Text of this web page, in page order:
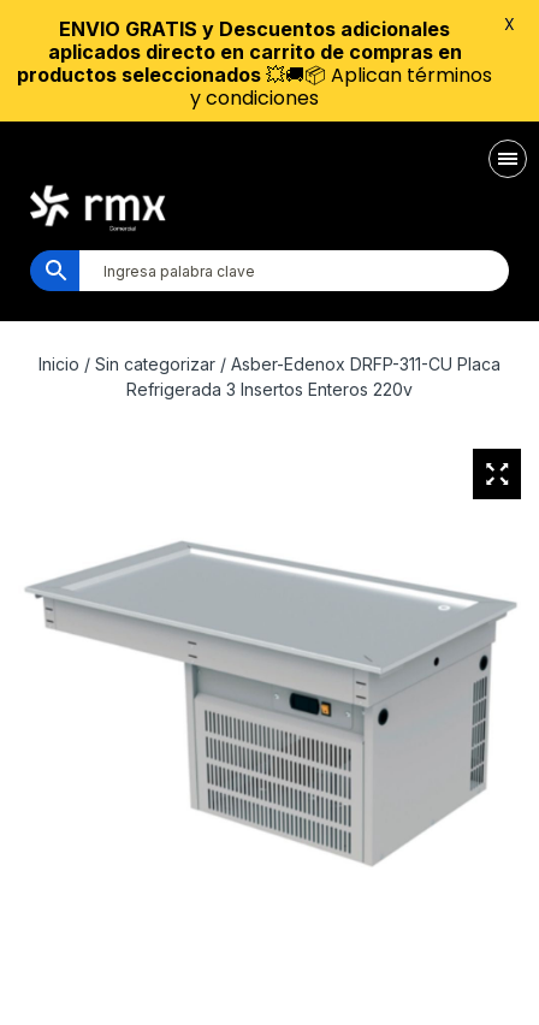
Inicio / Sin categorizar / Asber-Edenox DRFP-311-CU Placa
Refrigerada 3 Insertos Enteros 220v
ENVIO GRATIS y Descuentos adicionales
aplicados directo en carrito de compras en
productos seleccionados 💥🚚📦 Aplican términos
y condiciones
X